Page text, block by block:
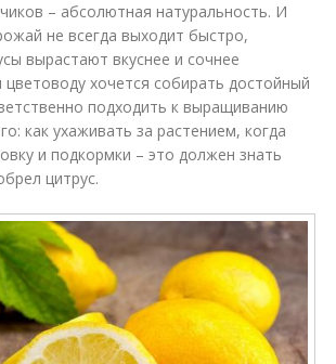
– абсолютная натуральность. И
не всегда выходит быстро,
вырастают вкуснее и сочнее
цветоводу хочется собирать достойный
подходить к выращиванию
как ухаживать за растением, когда
и подкормки – это должен знать
цитрус.